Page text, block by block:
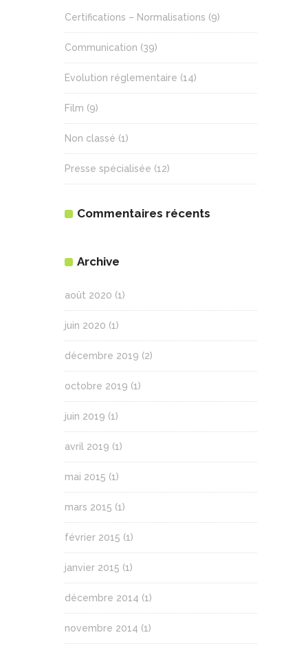
Certifications – Normalisations (9)
Communication (39)
Evolution réglementaire (14)
Film (9)
Non classé (1)
Presse spécialisée (12)
Commentaires récents
Archive
août 2020 (1)
juin 2020 (1)
décembre 2019 (2)
octobre 2019 (1)
juin 2019 (1)
avril 2019 (1)
mai 2015 (1)
mars 2015 (1)
février 2015 (1)
janvier 2015 (1)
décembre 2014 (1)
novembre 2014 (1)